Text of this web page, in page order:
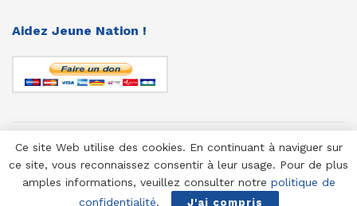
Aidez Jeune Nation !
© 1958-2025 Jeune Nation
Ce site Web utilise des cookies. En continuant à naviguer sur
ce site, vous reconnaissez consentir à leur usage. Pour de plus
amples informations, veuillez consulter notre politique de
confidentialité. J'ai compris